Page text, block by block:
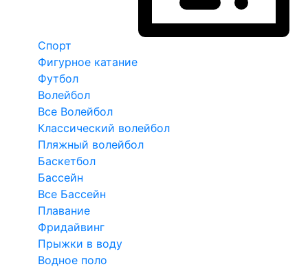
Спорт
Фигурное катание
Футбол
Волейбол
Все Волейбол
Классический волейбол
Пляжный волейбол
Баскетбол
Бассейн
Все Бассейн
Плавание
Фридайвинг
Прыжки в воду
Водное поло